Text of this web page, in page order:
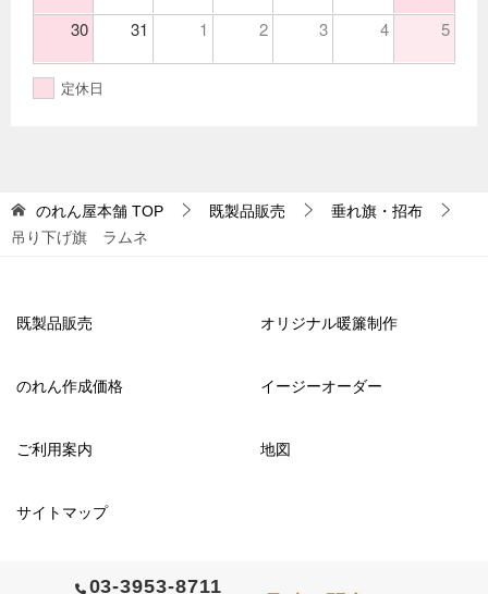
30 31 1 2 3 4 5
定休日
のれん屋本舗 TOP 既製品販売
垂れ旗・招布
吊り下げ旗 ラムネ
既製品販売 オリジナル暖簾制作
のれん作成価格 イージーオーダー
ご利用案内 地図
サイトマップ
03-3953-8711